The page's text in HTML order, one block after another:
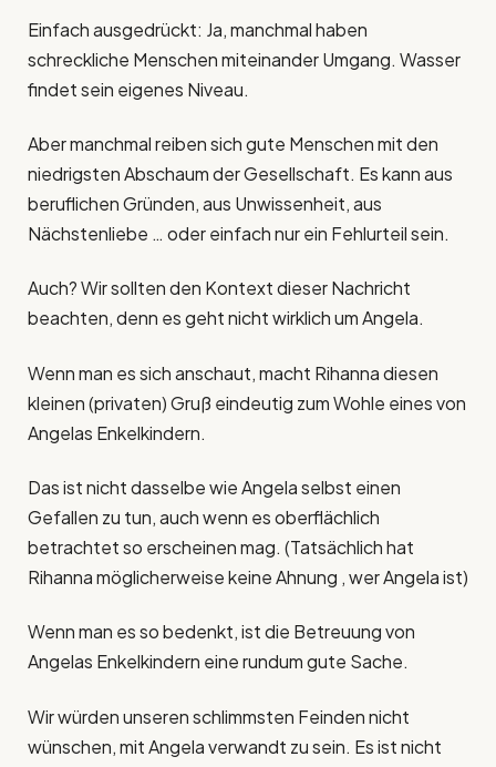
Einfach ausgedrückt: Ja, manchmal haben
schreckliche Menschen miteinander Umgang. Wasser
findet sein eigenes Niveau.
Aber manchmal reiben sich gute Menschen mit den
niedrigsten Abschaum der Gesellschaft. Es kann aus
beruflichen Gründen, aus Unwissenheit, aus
Nächstenliebe … oder einfach nur ein Fehlurteil sein.
Auch? Wir sollten den Kontext dieser Nachricht
beachten, denn es geht nicht wirklich um Angela.
Wenn man es sich anschaut, macht Rihanna diesen
kleinen (privaten) Gruß eindeutig zum Wohle eines von
Angelas Enkelkindern.
Das ist nicht dasselbe wie Angela selbst einen
Gefallen zu tun, auch wenn es oberflächlich
betrachtet so erscheinen mag. (Tatsächlich hat
Rihanna möglicherweise keine Ahnung , wer Angela ist)
Wenn man es so bedenkt, ist die Betreuung von
Angelas Enkelkindern eine rundum gute Sache.
Wir würden unseren schlimmsten Feinden nicht
wünschen, mit Angela verwandt zu sein. Es ist nicht